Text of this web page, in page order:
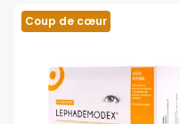
Coup de cœur